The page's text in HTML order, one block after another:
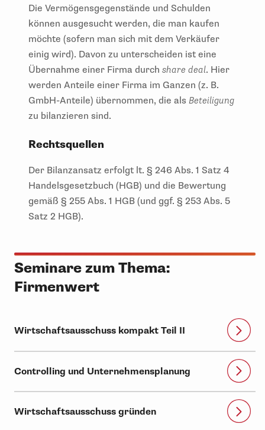
Die Vermögensgegenstände und Schulden
können ausgesucht werden, die man kaufen
möchte (sofern man sich mit dem Verkäufer
einig wird). Davon zu unterscheiden ist eine
Übernahme einer Firma durch share deal. Hier
werden Anteile einer Firma im Ganzen (z. B.
GmbH-Anteile) übernommen, die als Beteiligung
zu bilanzieren sind.
Rechtsquellen
Der Bilanzansatz erfolgt lt. § 246 Abs. 1 Satz 4
Handelsgesetzbuch (HGB) und die Bewertung
gemäß § 255 Abs. 1 HGB (und ggf. § 253 Abs. 5
Satz 2 HGB).
Seminare zum Thema:
Firmenwert
Wirtschaftsausschuss kompakt Teil II
Controlling und Unternehmensplanung
Wirtschaftsausschuss gründen